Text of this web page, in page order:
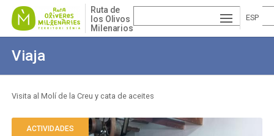
Pasar
contenido
Ruta de
los Olivos
Milenarios
ESP
Viaja
Sobrescribir
enlaces
Visita al Molí de la Creu y cata de aceites
ACTIVIDADES